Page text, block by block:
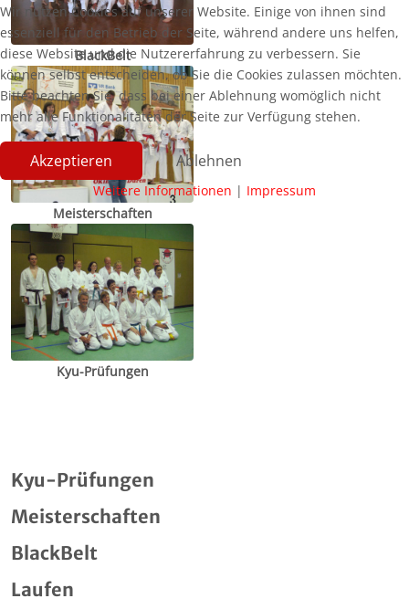
BlackBelt
Meisterschaften
Kyu-Prüfungen
Kyu-Prüfungen
Meisterschaften
BlackBelt
Laufen
Wir nutzen Cookies auf unserer Website. Einige von ihnen sind
essenziell für den Betrieb der Seite, während andere uns helfen,
diese Website und die Nutzererfahrung zu verbessern. Sie
können selbst entscheiden, ob Sie die Cookies zulassen möchten.
Bitte beachten Sie, dass bei einer Ablehnung womöglich nicht
mehr alle Funktionalitäten der Seite zur Verfügung stehen.
Akzeptieren Ablehnen
Weitere Informationen | Impressum